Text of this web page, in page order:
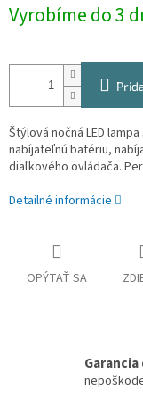
cena:
Vyrobíme do 3
Štýlová nočná LED
nabíjateľnú batériu,
diaľkového ovládača.
Detailné informácie
OPÝTAŤ SA